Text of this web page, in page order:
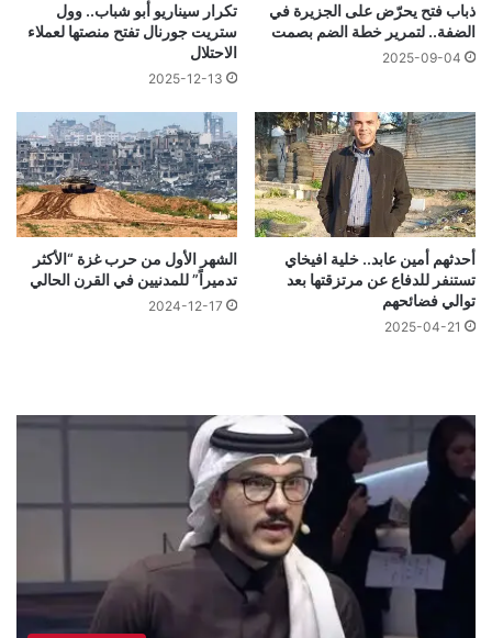
ذباب فتح يحرّض على الجزيرة في
الضفة.. لتمرير خطة الضم بصمت
2025-09-04
تكرار سيناريو أبو شباب.. وول
ستريت جورنال تفتح منصتها لعملاء
الاحتلال
2025-12-13
أحدثهم أمين عابد.. خلية افيخاي
تستنفر للدفاع عن مرتزقتها بعد
توالي فضائحهم
2025-04-21
الشهر الأول من حرب غزة “الأكثر
تدميراً” للمدنيين في القرن الحالي
2024-12-17